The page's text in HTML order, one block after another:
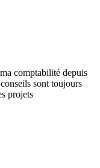
comptabilité depuis
sont toujours
projets